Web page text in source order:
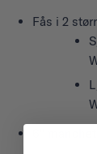
Fås i 2